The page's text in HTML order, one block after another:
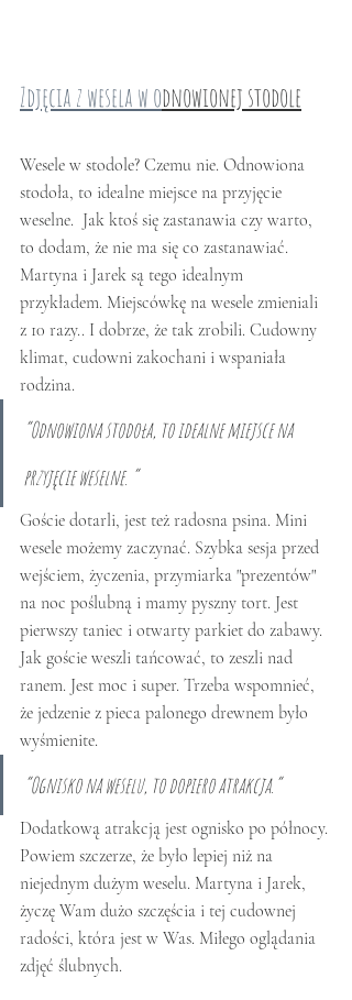
Zdjęcia z wesela w odnowionej stodole
Wesele w stodole? Czemu nie. Odnowiona
stodoła, to idealne miejsce na przyjęcie
weselne.  Jak ktoś się zastanawia czy warto,
to dodam, że nie ma się co zastanawiać.
Martyna i Jarek są tego idealnym
przykładem. Miejscówkę na wesele zmieniali
z 10 razy.. I dobrze, że tak zrobili. Cudowny
klimat, cudowni zakochani i wspaniała
rodzina.
“Odnowiona stodoła, to idealne miejsce na
przyjęcie weselne. ”
Goście dotarli, jest też radosna psina. Mini
wesele możemy zaczynać. Szybka sesja przed
wejściem, życzenia, przymiarka "prezentów"
na noc poślubną i mamy pyszny tort. Jest
pierwszy taniec i otwarty parkiet do zabawy.
Jak goście weszli tańcować, to zeszli nad
ranem. Jest moc i super. Trzeba wspomnieć,
że jedzenie z pieca palonego drewnem było
wyśmienite.
“Ognisko na weselu, to dopiero atrakcja.”
Dodatkową atrakcją jest ognisko po północy.
Powiem szczerze, że było lepiej niż na
niejednym dużym weselu. Martyna i Jarek,
życzę Wam dużo szczęścia i tej cudownej
radości, która jest w Was. Miłego oglądania
zdjęć ślubnych.